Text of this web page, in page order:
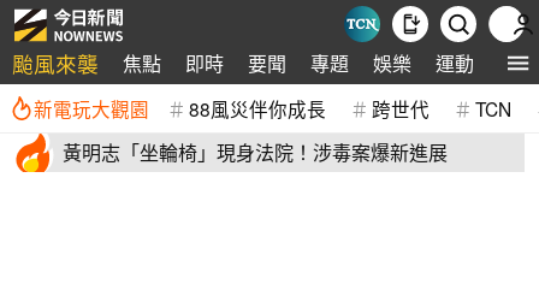
颱風來襲 焦點 即時 要聞 專題 娛樂 運動 全球
新電玩大觀園 88風災伴你成長 跨世代 TCN
黃明志「坐輪椅」現身法院！涉毒案爆新進展